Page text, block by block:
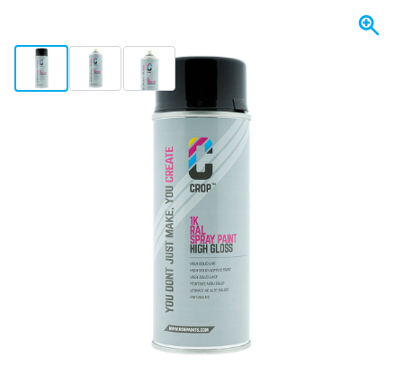
View larger imageView larger imageView larger image
Expédié sous 1 à 2 jours
Commander maintenant, expédié sous 1 à 2 jours
avec UPS
retours & échanges
4,38/5 (5 184 critiques)